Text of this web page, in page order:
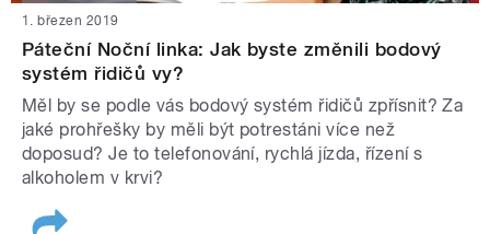
1. březen 2019
Páteční Noční linka: Jak byste změnili bodový
systém řidičů vy?
Měl by se podle vás bodový systém řidičů zpřísnit? Za
jaké prohřešky by měli být potrestáni více než
doposud? Je to telefonování, rychlá jízda, řízení s
alkoholem v krvi?